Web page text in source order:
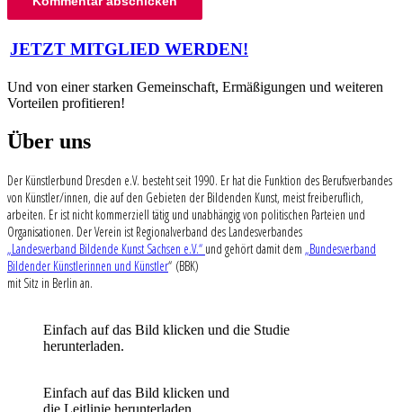
Beitragsnavigation
JETZT MITGLIED WERDEN!
Und von einer starken Gemeinschaft, Ermäßigungen und weiteren
Vorteilen profitieren!
Über uns
Der Künstlerbund Dresden e.V. besteht seit 1990. Er hat die Funktion des Berufsverbandes
von Künstler/innen, die auf den Gebieten der Bildenden Kunst, meist freiberuflich,
arbeiten. Er ist nicht kommerziell tätig und unabhängig von politischen Parteien und
Organisationen. Der Verein ist Regionalverband des Landesverbandes
„Landesverband Bildende Kunst Sachsen e.V.“ und gehört damit dem „Bundesverband
Bildender Künstlerinnen und Künstler“ (BBK)
mit Sitz in Berlin an.
Einfach auf das Bild klicken und die Studie
herunterladen.
Einfach auf das Bild klicken und
die Leitlinie herunterladen.